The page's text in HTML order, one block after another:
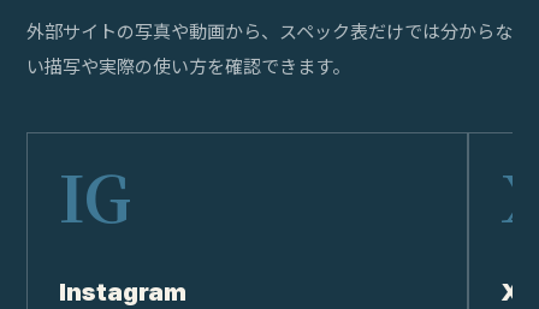
外部サイトの写真や動画から、スペック表だけでは分からな
い描写や実際の使い方を確認できます。
Instagram X